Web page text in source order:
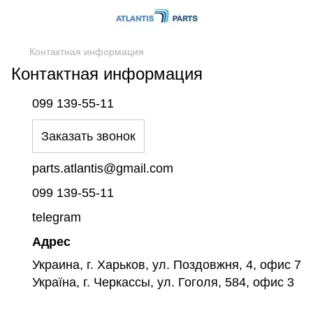
Контактная информация
Контактная информация
099 139-55-11
Заказать звонок
parts.atlantis@gmail.com
099 139-55-11
telegram
Адрес
Украина, г. Харьков, ул. Поздовжня, 4, офис 7
Україна, г. Черкассы, ул. Гоголя, 584, офис 3